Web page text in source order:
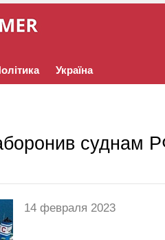
Україна
суднам
14 февраля 2023